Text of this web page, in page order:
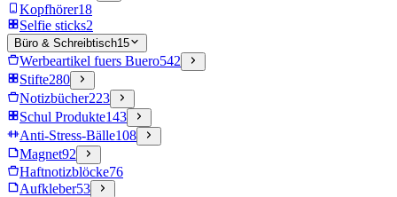
Kopfhörer18
Selfie sticks2
Büro & Schreibtisch15
Werbeartikel fuers Buero542
Stifte280
Notizbücher223
Schul Produkte143
Anti-Stress-Bälle108
Magnet92
Haftnotizblöcke76
Aufkleber53